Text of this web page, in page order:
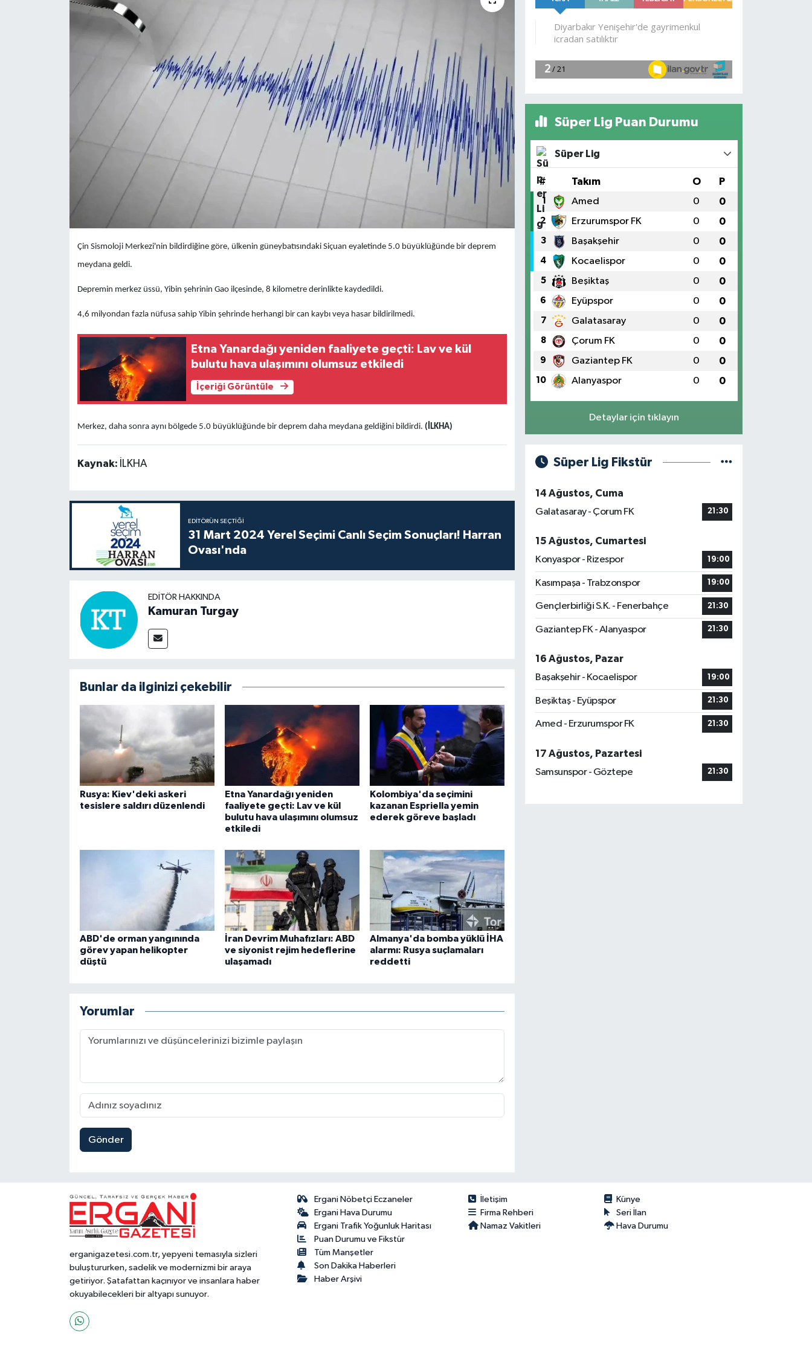
Çin Sismoloji Merkezi'nin bildirdiğine göre, ülkenin güneybatısındaki Siçuan eyaletinde 5.0 büyüklüğünde bir deprem
meydana geldi.
Depremin merkez üssü, Yibin şehrinin Gao ilçesinde, 8 kilometre derinlikte kaydedildi.
4,6 milyondan fazla nüfusa sahip Yibin şehrinde herhangi bir can kaybı veya hasar bildirilmedi.
Etna Yanardağı yeniden faaliyete geçti: Lav ve kül
bulutu hava ulaşımını olumsuz etkiledi
İçeriği Görüntüle
Merkez, daha sonra aynı bölgede 5.0 büyüklüğünde bir deprem daha meydana geldiğini bildirdi. (İLKHA)
Kaynak: İLKHA
EDITÖRÜN SEÇTIĞI
31 Mart 2024 Yerel Seçimi Canlı Seçim Sonuçları! Harran
Ovası'nda
EDITÖR HAKKINDA
Kamuran Turgay
Bunlar da ilginizi çekebilir
Rusya: Kiev'deki askeri
tesislere saldırı düzenlendi
Etna Yanardağı yeniden
faaliyete geçti: Lav ve kül
bulutu hava ulaşımını olumsuz
etkiledi
Kolombiya'da seçimini
kazanan Espriella yemin
ederek göreve başladı
ABD'de orman yangınında
görev yapan helikopter
düştü
İran Devrim Muhafızları: ABD
ve siyonist rejim hedeflerine
ulaşamadı
Almanya'da bomba yüklü İHA
alarmı: Rusya suçlamaları
reddetti
Yorumlar
Gönder
Süper Lig Puan Durumu
Süper Lig
# Takım O P
1 Amed 0 0
2 Erzurumspor FK 0 0
3 Başakşehir 0 0
4 Kocaelispor 0 0
5 Beşiktaş 0 0
6 Eyüpspor 0 0
7 Galatasaray 0 0
8 Çorum FK 0 0
9 Gaziantep FK 0 0
10 Alanyaspor 0 0
Detaylar için tıklayın
Süper Lig Fikstür
14 Ağustos, Cuma
Galatasaray - Çorum FK
21:30
15 Ağustos, Cumartesi
Konyaspor - Rizespor
19:00
Kasımpaşa - Trabzonspor 19:00
Gençlerbirliği S.K. - Fenerbahçe 21:30
Gaziantep FK - Alanyaspor 21:30
16 Ağustos, Pazar
Başakşehir - Kocaelispor
19:00
Beşiktaş - Eyüpspor 21:30
Amed - Erzurumspor FK 21:30
17 Ağustos, Pazartesi
Samsunspor - Göztepe
21:30
erganigazetesi.com.tr, yepyeni temasıyla sizleri
buluştururken, sadelik ve modernizmi bir araya
getiriyor. Şatafattan kaçınıyor ve insanlara haber
okuyabilecekleri bir altyapı sunuyor.
Ergani Nöbetçi Eczaneler
Ergani Hava Durumu
Ergani Trafik Yoğunluk Haritası
Puan Durumu ve Fikstür
Tüm Manşetler
Son Dakika Haberleri
Haber Arşivi
İletişim
Künye
Firma Rehberi
Seri İlan
Namaz Vakitleri
Hava Durumu
Bi̇li̇m & Teknoloji̇